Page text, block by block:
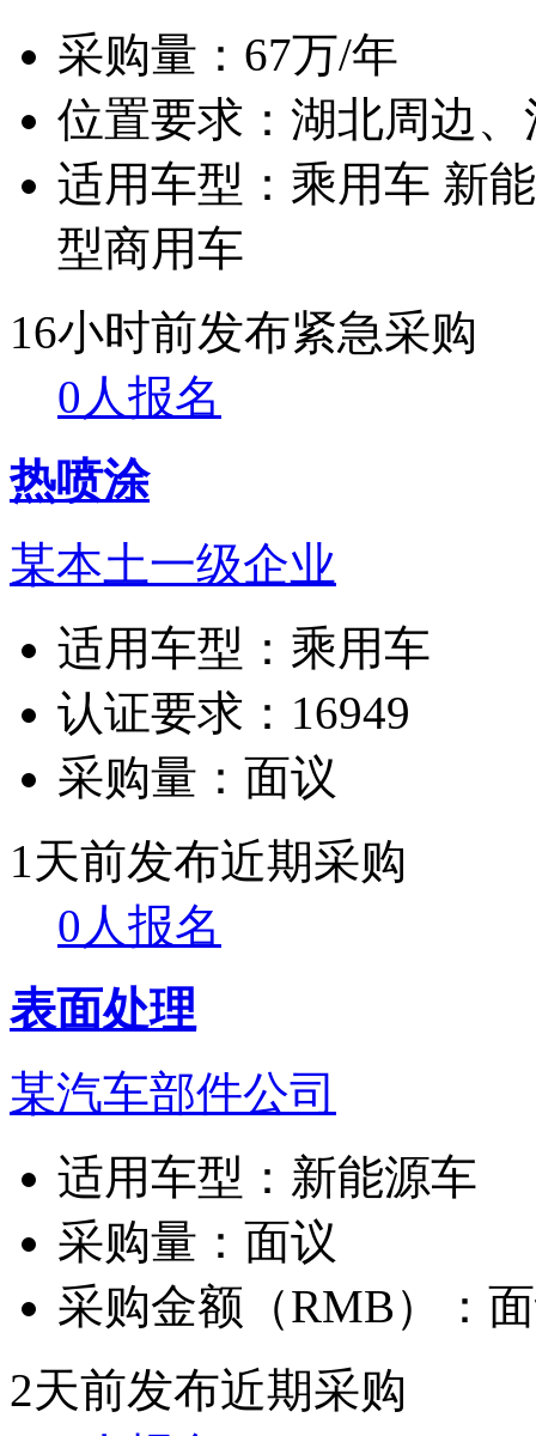
采购量： 67万/年
位置要求： 湖北周边
适用车型： 乘用车 新
型商用车
16小时前发布紧急采购
0人报名
热喷涂
某本土一级企业
适用车型： 乘用车
认证要求： 16949
采购量： 面议
1天前发布近期采购
0人报名
表面处理
某汽车部件公司
适用车型： 新能源车
采购量： 面议
采购金额（RMB）：
2天前发布近期采购